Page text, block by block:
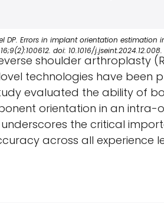
DP. Errors in implant orientation
doi: 10.1016/j.jseint.2024.12.008.
shoulder arthroplasty
technologies have
evaluated the ability of
orientation in an intra-
the critical
across all experience